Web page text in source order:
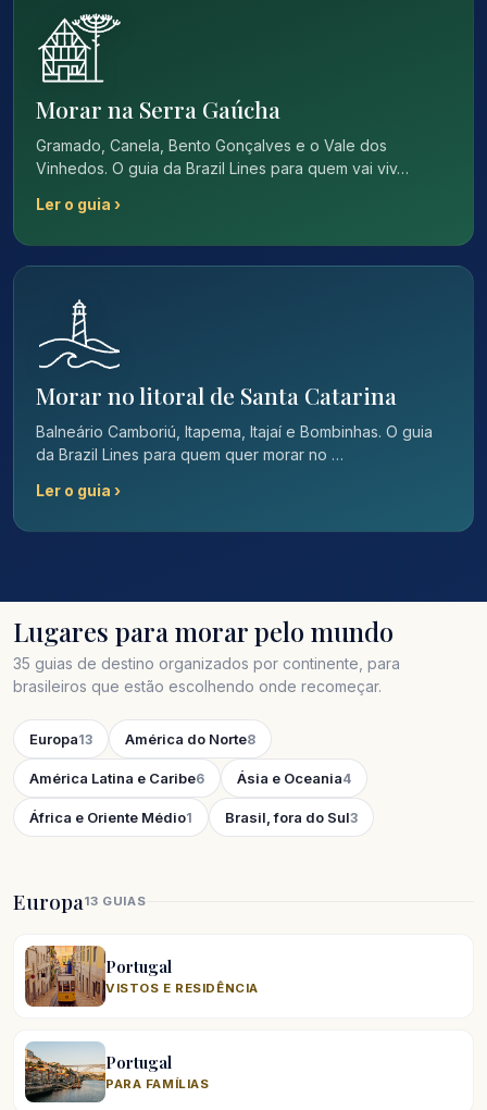
Morar na Serra Gaúcha
Gramado, Canela, Bento Gonçalves e o Vale dos
Vinhedos. O guia da Brazil Lines para quem vai viv…
Ler o guia ›
Morar no litoral de Santa Catarina
Balneário Camboriú, Itapema, Itajaí e Bombinhas. O guia
da Brazil Lines para quem quer morar no …
Ler o guia ›
Lugares para morar pelo mundo
35 guias de destino organizados por continente, para
brasileiros que estão escolhendo onde recomeçar.
Europa13 América do Norte8
América Latina e Caribe6 Ásia e Oceania4
África e Oriente Médio1 Brasil, fora do Sul3
Europa13 GUIAS
Portugal
VISTOS E RESIDÊNCIA
Portugal
PARA FAMÍLIAS